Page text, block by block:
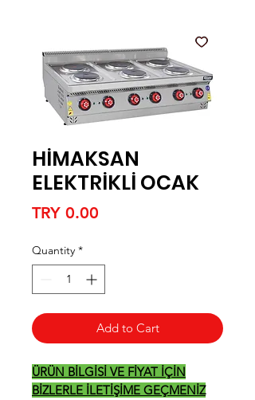
HİMAKSAN
ELEKTRİKLİ OCAK
TRY 0.00
Quantity *
Add to Cart
ÜRÜN BİLGİSİ VE FİYAT İÇİN
BİZLERLE İLETİŞİME GEÇMENİZ